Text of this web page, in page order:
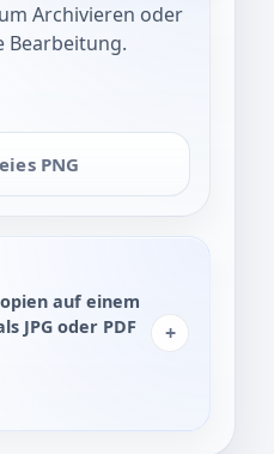
Archivieren oder
Bearbeitung.
PNG
auf einem
JPG oder PDF
+